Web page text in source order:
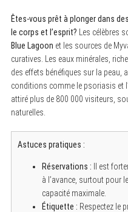
Êtes-vous prêt à plonger dans
le corps et l’esprit? Les célèbres
Blue Lagoon et les sources de
curatives. Les eaux minérales,
des effets bénéfiques sur la peau,
conditions comme le psoriasis et
attiré plus de 800 000 visiteurs,
naturelles.
Astuces pratiques :
Réservations : Il est
à l’avance, surtout pour
capacité maximale.
Étiquette : Respectez le